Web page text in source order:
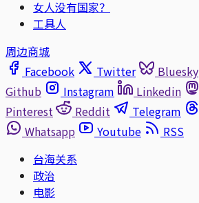
女人没有国家？
工具人
周边商城
Facebook
Twitter Bluesky
Github
Instagram Linkedin
Pinterest
Reddit Telegram
Whatsapp
Youtube
RSS
台海关系
政治
电影